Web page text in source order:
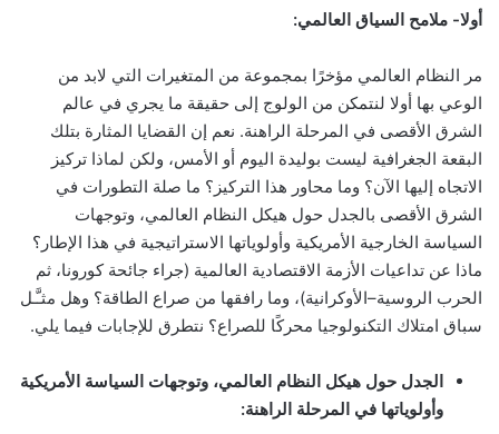
أولا- ملامح السياق العالمي:
مر النظام العالمي مؤخرًا بمجموعة من المتغيرات التي لابد من
الوعي بها أولا لنتمكن من الولوج إلى حقيقة ما يجري في عالم
الشرق الأقصى في المرحلة الراهنة. نعم إن القضايا المثارة بتلك
البقعة الجغرافية ليست بوليدة اليوم أو الأمس، ولكن لماذا تركيز
الاتجاه إليها الآن؟ وما محاور هذا التركيز؟ ما صلة التطورات في
الشرق الأقصى بالجدل حول هيكل النظام العالمي، وتوجهات
السياسة الخارجية الأمريكية وأولوياتها الاستراتيجية في هذا الإطار؟
ماذا عن تداعيات الأزمة الاقتصادية العالمية (جراء جائحة كورونا، ثم
الحرب الروسية–الأوكرانية)، وما رافقها من صراع الطاقة؟ وهل مثـَّـل
سباق امتلاك التكنولوجيا محركًا للصراع؟ نتطرق للإجابات فيما يلي.
الجدل حول هيكل النظام العالمي، وتوجهات السياسة الأمريكية
وأولوياتها في المرحلة الراهنة: